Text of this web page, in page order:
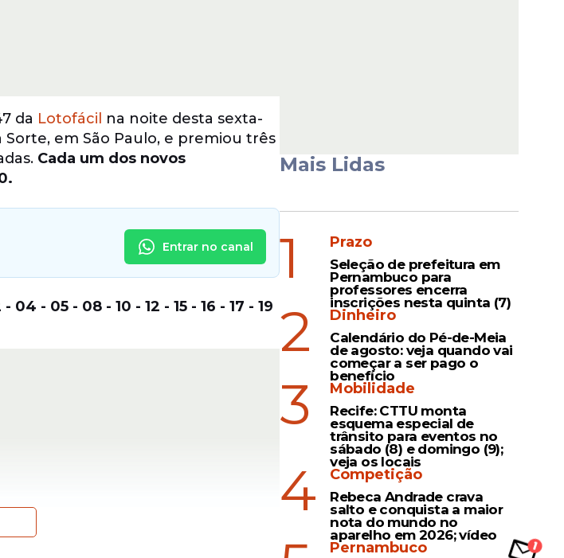
da Lotofácil na noite desta sexta-
em São Paulo, e premiou três
Cada um dos novos
Entrar no canal
- 04 - 05 - 08 - 10 - 12 - 15 - 16 - 17 - 19
Mais Lidas
1 Prazo
Seleção de prefeitura em
Pernambuco para
professores encerra
inscrições nesta quinta (7)
2 Dinheiro
Calendário do Pé-de-Meia
de agosto: veja quando vai
começar a ser pago o
benefício
3 Mobilidade
Recife: CTTU monta
esquema especial de
trânsito para eventos no
sábado (8) e domingo (9);
veja os locais
4 Competição
Rebeca Andrade crava
salto e conquista a maior
nota do mundo no
aparelho em 2026; vídeo
Pernambuco